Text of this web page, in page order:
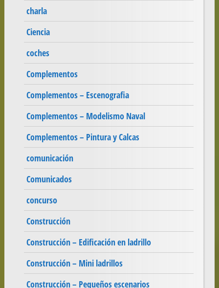
charla
Ciencia
coches
Complementos
Complementos – Escenografia
Complementos – Modelismo Naval
Complementos – Pintura y Calcas
comunicación
Comunicados
concurso
Construcción
Construcción – Edificación en ladrillo
Construcción – Mini ladrillos
Construcción – Pequeños escenarios